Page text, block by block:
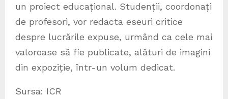
un proiect educațional. Studenții, coordonați
de profesori, vor redacta eseuri critice
despre lucrările expuse, urmând ca cele mai
valoroase să fie publicate, alături de imagini
din expoziție, într-un volum dedicat.
Sursa: ICR